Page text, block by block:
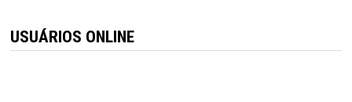
USUÁRIOS ONLINE